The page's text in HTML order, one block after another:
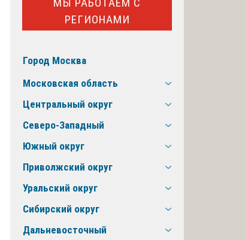
РЕГИОНАМИ
Город Москва
Московская область
Центральный округ
Северо-Западный
Южный округ
Приволжский округ
Уральский округ
Сибирский округ
Дальневосточный